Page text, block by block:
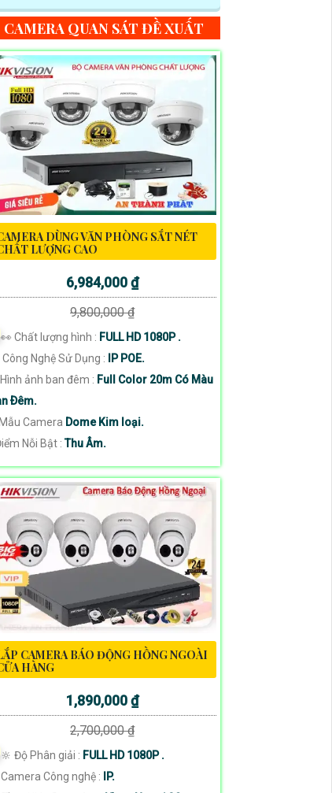
CAMERA QUAN SÁT ĐỀ XUẤT
DÙNG VĂN PHÒNG SẮT NÉT
LƯỢNG CAO
6,984,000 ₫
9,800,000 ₫
️👀 Chất lượng hình : FULL HD 1080P .
Nghệ Sử Dụng : IP POE.
ảnh ban đêm : Full Color 20m Có Màu
Ðêm.
Camera Dome Kim loại.
Nỗi Bật :Thu Âm.
CAMERA BÁO ĐỘNG HỒNG NGOÀI
HÀNG
1,890,000 ₫
2,700,000 ₫
🔆 Độ Phân giải : FULL HD 1080P .
Công nghệ :
IP.